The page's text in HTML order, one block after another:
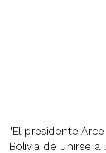
"El presidente
Bolivia de unirse a